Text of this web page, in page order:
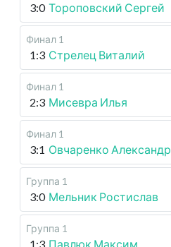
3:0 Тороповский Сергей
Финал 1
1:3 Стрелец Виталий
Финал 1
2:3 Мисевра Илья
Финал 1
3:1 Овчаренко Александр
Группа 1
3:0 Мельник Ростислав
Группа 1
1:3 Павлюк Максим